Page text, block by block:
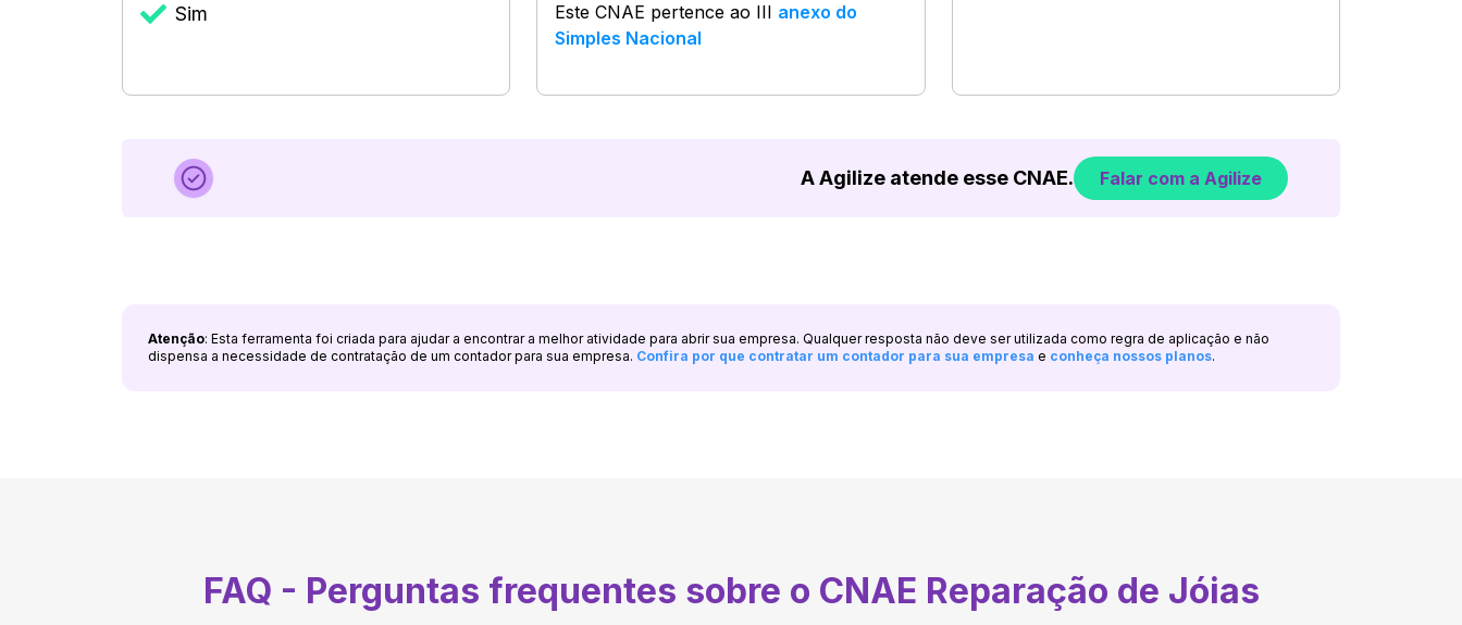
Sim Este CNAE pertence ao III anexo do
Simples Nacional
A Agilize atende esse CNAE. Falar com a Agilize
Atenção: Esta ferramenta foi criada para ajudar a encontrar a melhor atividade para abrir sua empresa. Qualquer resposta não deve ser utilizada como regra de aplicação e não
dispensa a necessidade de contratação de um contador para sua empresa. Confira por que contratar um contador para sua empresa e conheça nossos planos.
FAQ - Perguntas frequentes sobre o CNAE Reparação de Jóias